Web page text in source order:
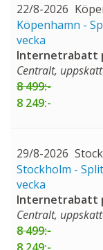
22/8-2026
Köpenhamn -
vecka
Internetrabatt
Centralt,
8 499:-
8 249:-
29/8-2026
Stockholm -
vecka
Internetrabatt
Centralt,
8 499:-
8 249:-